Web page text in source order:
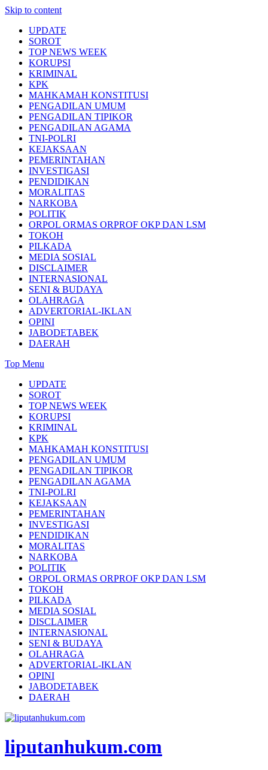
Skip to content
UPDATE
SOROT
TOP NEWS WEEK
KORUPSI
KRIMINAL
KPK
MAHKAMAH KONSTITUSI
PENGADILAN UMUM
PENGADILAN TIPIKOR
PENGADILAN AGAMA
TNI-POLRI
KEJAKSAAN
PEMERINTAHAN
INVESTIGASI
PENDIDIKAN
MORALITAS
NARKOBA
POLITIK
ORPOL ORMAS ORPROF OKP DAN LSM
TOKOH
PILKADA
MEDIA SOSIAL
DISCLAIMER
INTERNASIONAL
SENI & BUDAYA
OLAHRAGA
ADVERTORIAL-IKLAN
OPINI
JABODETABEK
DAERAH
Top Menu
UPDATE
SOROT
TOP NEWS WEEK
KORUPSI
KRIMINAL
KPK
MAHKAMAH KONSTITUSI
PENGADILAN UMUM
PENGADILAN TIPIKOR
PENGADILAN AGAMA
TNI-POLRI
KEJAKSAAN
PEMERINTAHAN
INVESTIGASI
PENDIDIKAN
MORALITAS
NARKOBA
POLITIK
ORPOL ORMAS ORPROF OKP DAN LSM
TOKOH
PILKADA
MEDIA SOSIAL
DISCLAIMER
INTERNASIONAL
SENI & BUDAYA
OLAHRAGA
ADVERTORIAL-IKLAN
OPINI
JABODETABEK
DAERAH
liputanhukum.com